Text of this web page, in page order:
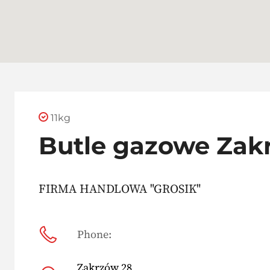
11kg
Butle gazowe
FIRMA HANDLOWA "GROSIK"
Phone: